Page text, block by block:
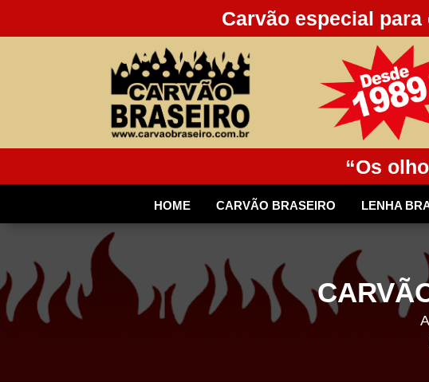
Carvão especial
“Os
HOME CARVÃO BRASEIRO LENHA
A